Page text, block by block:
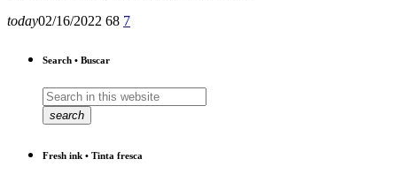
today02/16/2022 68 7
Search • Buscar
search
Fresh ink • Tinta fresca